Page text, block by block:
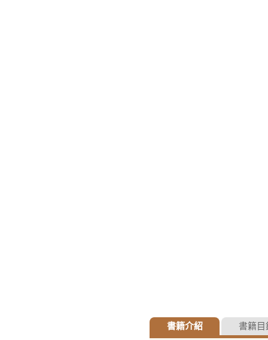
書籍介紹 書籍目